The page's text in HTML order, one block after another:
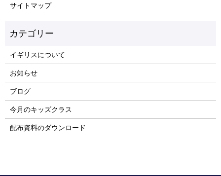
サイトマップ
イギリスについて
お知らせ
ブログ
今月のキッズクラス
配布資料のダウンロード